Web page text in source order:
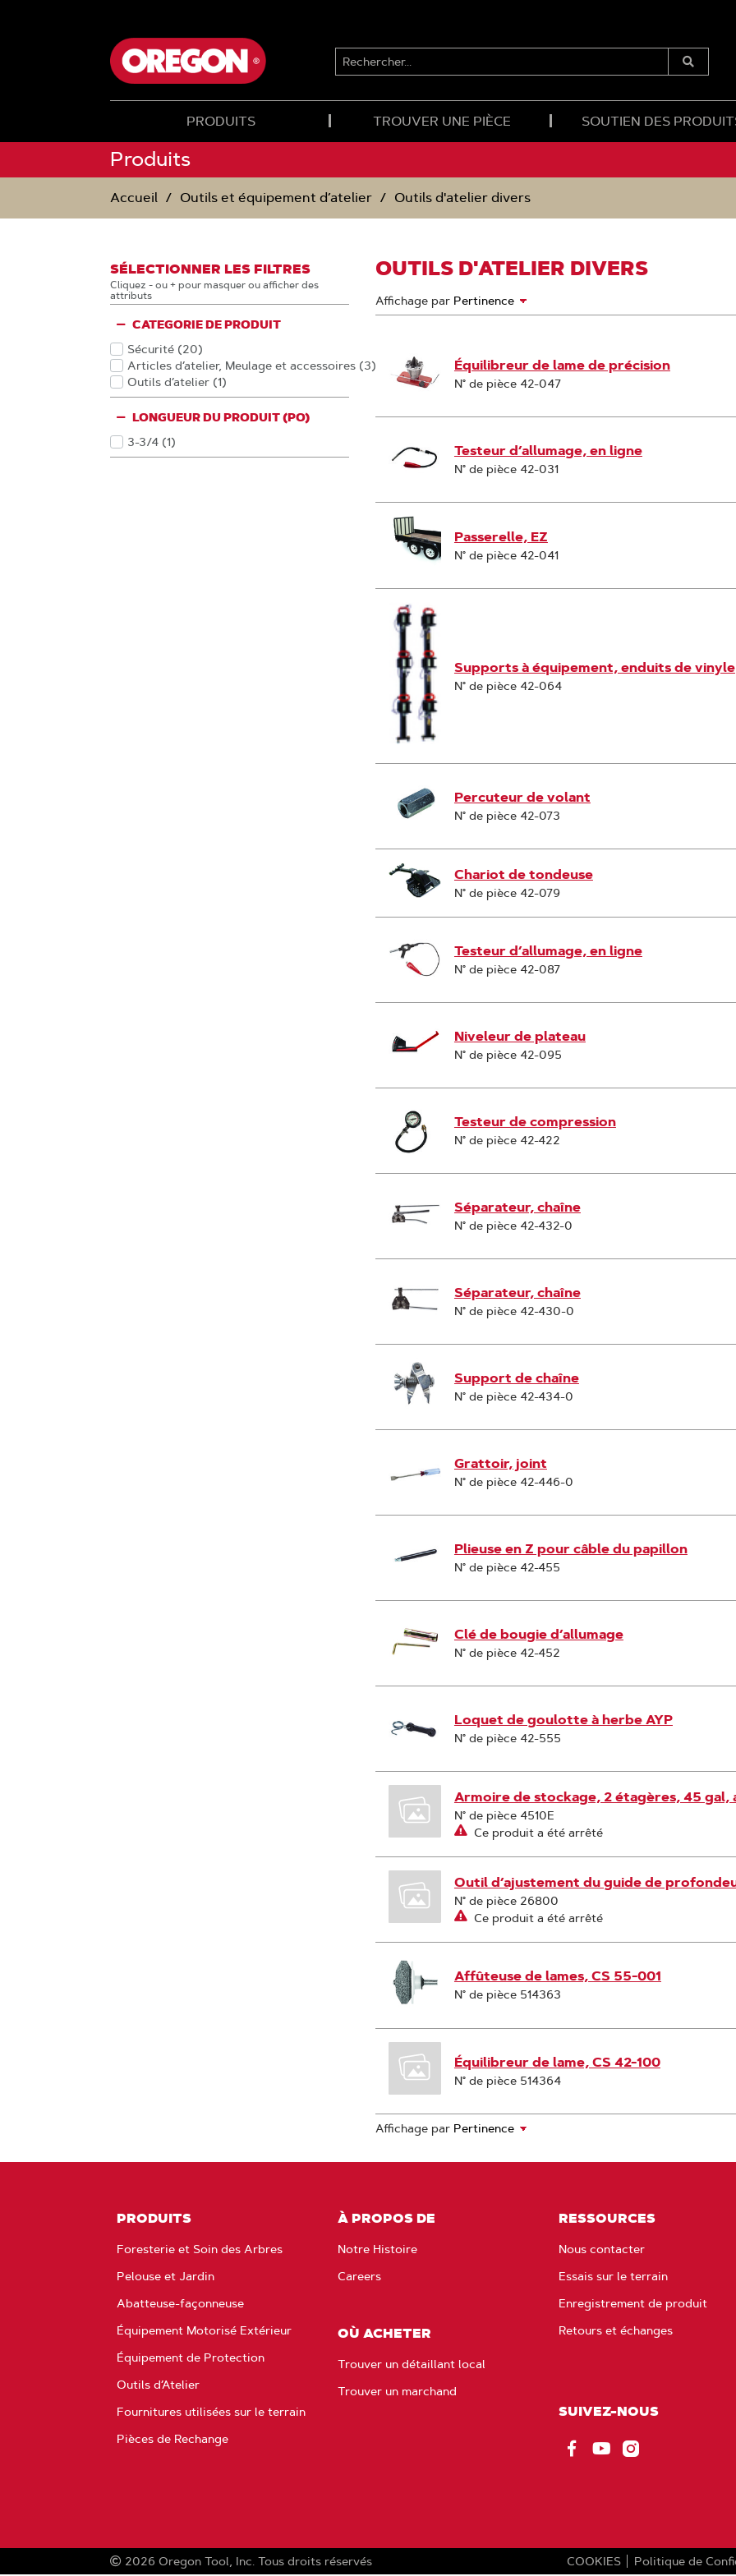
RECHERCHER...
Soumettre
Recherche
PRODUITS TROUVER UNE PIÈCE SOUTIEN DES
Produits
Accueil Outils et équipement d’atelier Outils d'atelier divers
SÉLECTIONNER LES FILTRES
Cliquez - ou + pour masquer ou afficher des
attributs
CATEGORIE DE PRODUIT
Sécurité (20
Produits
)
Articles d’atelier, Meulage et accessoires (3
Produits
)
Outils d’atelier (1
Produits
)
LONGUEUR DU PRODUIT (PO)
3-3/4 (1
Produits
)
OUTILS D'ATELIER DIVERS
Affichage par
Équilibreur de lame de précision
N° de pièce 42-047
Testeur d’allumage, en ligne
N° de pièce 42-031
Passerelle, EZ
N° de pièce 42-041
Supports à équipement, enduits de vinyle
N° de pièce 42-064
Percuteur de volant
N° de pièce 42-073
Chariot de tondeuse
N° de pièce 42-079
Testeur d’allumage, en ligne
N° de pièce 42-087
Niveleur de plateau
N° de pièce 42-095
Testeur de compression
N° de pièce 42-422
Séparateur, chaîne
N° de pièce 42-432-0
Séparateur, chaîne
N° de pièce 42-430-0
Support de chaîne
N° de pièce 42-434-0
Grattoir, joint
N° de pièce 42-446-0
Plieuse en Z pour câble du papillon
N° de pièce 42-455
Clé de bougie d’allumage
N° de pièce 42-452
Loquet de goulotte à herbe AYP
N° de pièce 42-555
Armoire de stockage, 2 étagères, 45 gal,
N° de pièce 4510E
Ce produit a été arrêté
Outil d’ajustement du guide de
N° de pièce 26800
Ce produit a été arrêté
Affûteuse de lames, CS 55-001
N° de pièce 514363
Équilibreur de lame, CS 42-100
N° de pièce 514364
Affichage par
PRODUITS
Foresterie et Soin des Arbres
Pelouse et Jardin
Abatteuse-façonneuse
Équipement Motorisé Extérieur
Équipement de Protection
Outils d’Atelier
Fournitures utilisées sur le terrain
Pièces de Rechange
À PROPOS DE
Notre Histoire
Careers
OÙ ACHETER
Trouver un détaillant local
Trouver un marchand
RESSOURCES
Nous contacter
Essais sur le terrain
Enregistrement de produit
Retours et échanges
SUIVEZ-NOUS
2026 Oregon Tool, Inc. Tous droits réservés COOKIES Politique de